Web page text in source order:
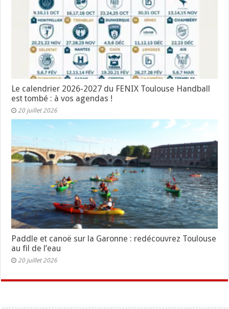
Le calendrier 2026-2027 du FENIX Toulouse Handball
est tombé : à vos agendas !
20 juillet 2026
Paddle et canoë sur la Garonne : redécouvrez Toulouse
au fil de l’eau
20 juillet 2026